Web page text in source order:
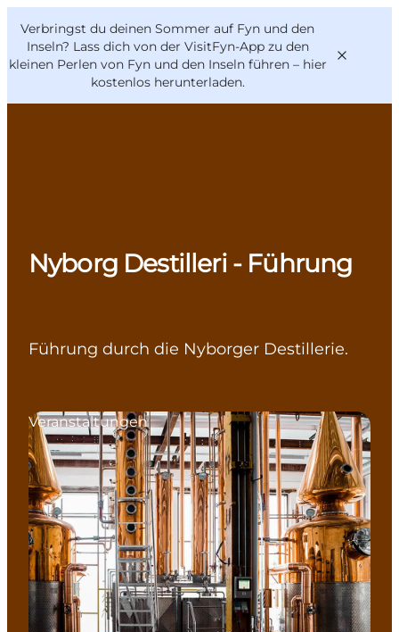
Verbringst du deinen Sommer auf Fyn und den
Inseln? Lass dich von der VisitFyn-App zu den
kleinen Perlen von Fyn und den Inseln führen – hier
kostenlos herunterladen.
Übernachtung
VisitFyn
Deutsch
Nyborg Destilleri - Führung
Führung durch die Nyborger Destillerie.
Veranstaltungen